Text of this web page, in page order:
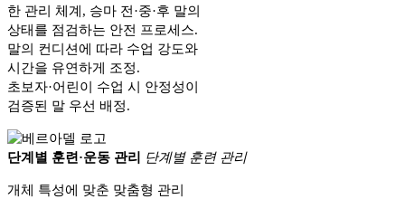
한 관리 체계, 승마 전·중·후 말의
상태를 점검하는 안전 프로세스.
말의 컨디션에 따라 수업 강도와
시간을 유연하게 조정.
초보자·어린이 수업 시 안정성이
검증된 말 우선 배정.
단계별 훈련·운동 관리 단계별 훈련 관리
개체 특성에 맞춘 맞춤형 관리